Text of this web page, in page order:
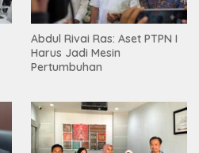
Abdul Rivai Ras: Aset PTPN I
Harus Jadi Mesin
Pertumbuhan